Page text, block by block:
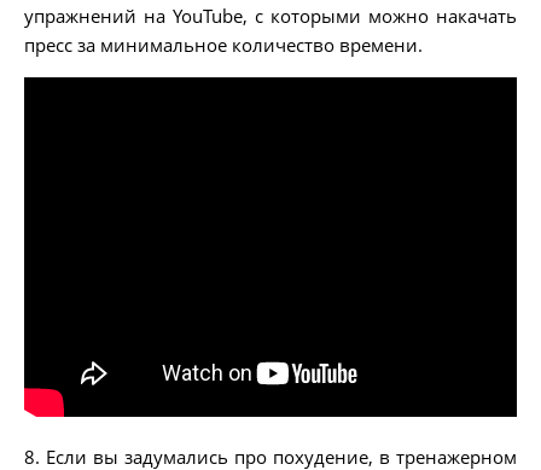
упражнений на YouTube, с которыми можно накачать
пресс за минимальное количество времени.
8. Если вы задумались про похудение, в тренажерном